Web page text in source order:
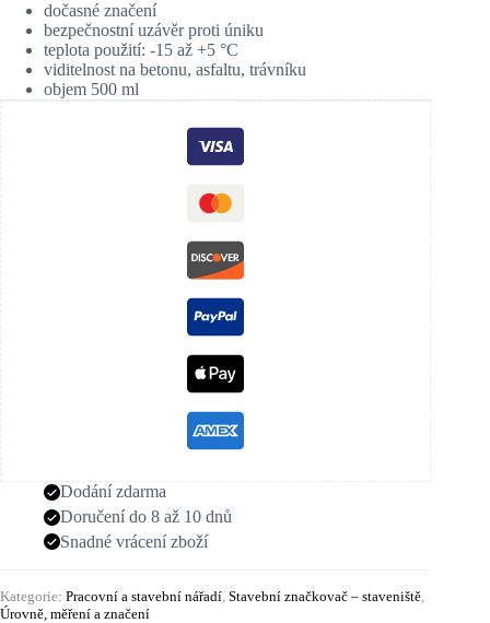
dočasné značení
bezpečnostní uzávěr proti úniku
teplota použití: -15 až +5 °C
viditelnost na betonu, asfaltu, trávníku
objem 500 ml
Dodání zdarma
Doručení do 8 až 10 dnů
Snadné vrácení zboží
Kategorie: Pracovní a stavební nářadí Stavební značkovač – staveniště
Úrovně, měření a značení